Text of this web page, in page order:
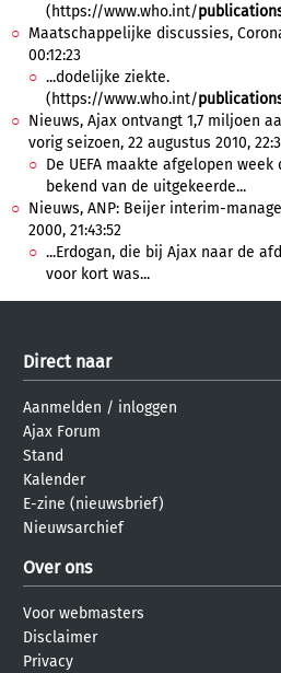
(https://www.who.int/
Maatschappelijke discussies,
00:12:23
...dodelijke ziekte.
(https://www.who.int/
Nieuws, Ajax ontvangt 1,7 miljoen
vorig seizoen, 22 augustus 2010,
De UEFA maakte afgelopen
bekend van de uitgekeerde...
Nieuws, ANP: Beijer interim-
2000, 21:43:52
...Erdogan, die bij Ajax naar de
voor kort was...
Direct naar
Aanmelden / inloggen
Ajax Forum
Stand
Kalender
E-zine (nieuwsbrief)
Nieuwsarchief
Over ons
Voor webmasters
Disclaimer
Privacy